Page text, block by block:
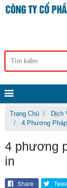
Trang Chủ Dịch
4 Phương
4 phương
in
Share